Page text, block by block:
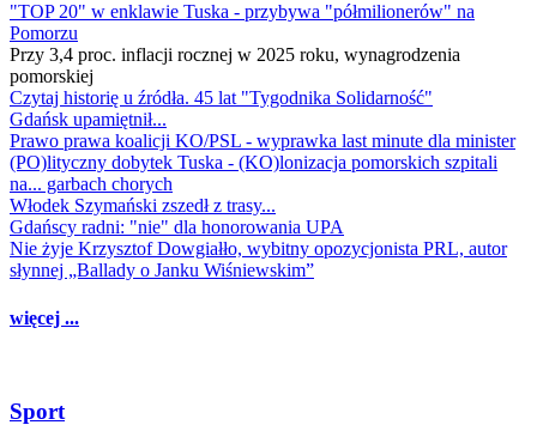
"TOP 20" w enklawie Tuska - przybywa "półmilionerów" na
Pomorzu
Przy 3,4 proc. inflacji rocznej w 2025 roku, wynagrodzenia
pomorskiej
Czytaj historię u źródła. 45 lat "Tygodnika Solidarność"
Gdańsk upamiętnił...
Prawo prawa koalicji KO/PSL - wyprawka last minute dla minister
(PO)lityczny dobytek Tuska - (KO)lonizacja pomorskich szpitali
na... garbach chorych
Włodek Szymański zszedł z trasy...
Gdańscy radni: "nie" dla honorowania UPA
Nie żyje Krzysztof Dowgiałło, wybitny opozycjonista PRL, autor
słynnej „Ballady o Janku Wiśniewskim”
więcej ...
Sport